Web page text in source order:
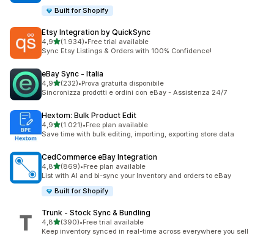
Built for Shopify
Etsy Integration by QuickSync
4,9stelle su 5
(1.934)
1934 recensioni totali
•Free trial available
Sync Etsy Listings & Orders with 100% Confidence!
eBay Sync ‑ Italia
4,9stelle su 5
(232)
232 recensioni totali
•Prova gratuita disponibile
Sincronizza prodotti e ordini con eBay - Assistenza 24/7
Hextom: Bulk Product Edit
4,9stelle su 5
(1.021)
1021 recensioni totali
•Free plan available
Save time with bulk editing, importing, exporting store data
CedCommerce eBay Integration
4,8stelle su 5
(869)
869 recensioni totali
•Free plan available
List with AI and bi-sync your Inventory and orders to eBay
Built for Shopify
Trunk ‑ Stock Sync & Bundling
4,8stelle su 5
(390)
390 recensioni totali
•Free trial available
Keep inventory synced in real-time across everywhere you sell